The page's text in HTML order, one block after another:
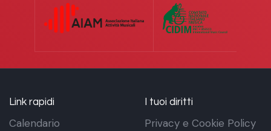
Link rapidi
Calendario
I tuoi diritti
Privacy e Cookie Policy